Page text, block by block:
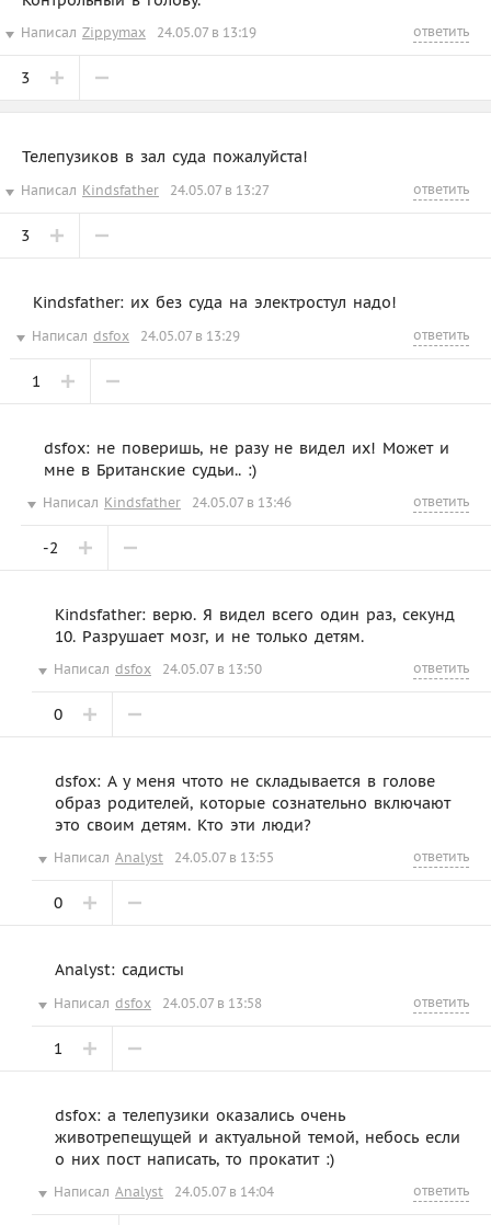
Написал Zippymax 24.05.07 в 13:19 ответить
3
Телепузиков в зал суда пожалуйста!
Написал Kindsfather 24.05.07 в 13:27 ответить
3
Kindsfather: их без суда на электростул надо!
Написал dsfox 24.05.07 в 13:29 ответить
1
dsfox: не поверишь, не разу не видел их! Может и
мне в Британские судьи.. :)
Написал Kindsfather 24.05.07 в 13:46 ответить
-2
Kindsfather: верю. Я видел всего один раз, секунд
10. Разрушает мозг, и не только детям.
Написал dsfox 24.05.07 в 13:50 ответить
0
dsfox: А у меня чтото не складывается в голове
образ родителей, которые сознательно включают
это своим детям. Кто эти люди?
Написал Analyst 24.05.07 в 13:55 ответить
0
Analyst: садисты
Написал dsfox 24.05.07 в 13:58 ответить
1
dsfox: а телепузики оказались очень
животрепещущей и актуальной темой, небось если
о них пост написать, то прокатит :)
Написал Analyst 24.05.07 в 14:04 ответить